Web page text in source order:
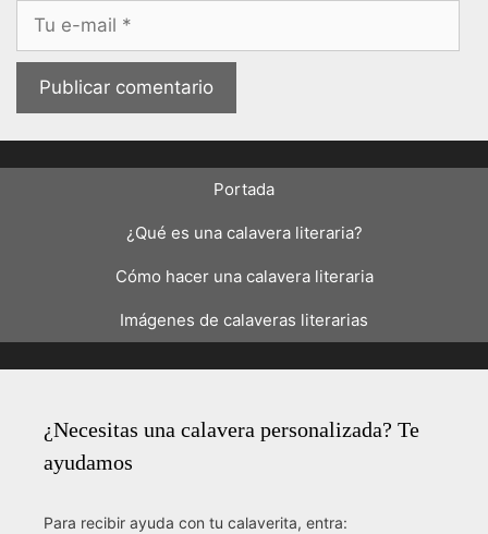
Correo
Portada
¿Qué es una calavera literaria?
Cómo hacer una calavera literaria
Imágenes de calaveras literarias
¿Necesitas una calavera personalizada? Te
ayudamos
Para recibir ayuda con tu calaverita, entra: